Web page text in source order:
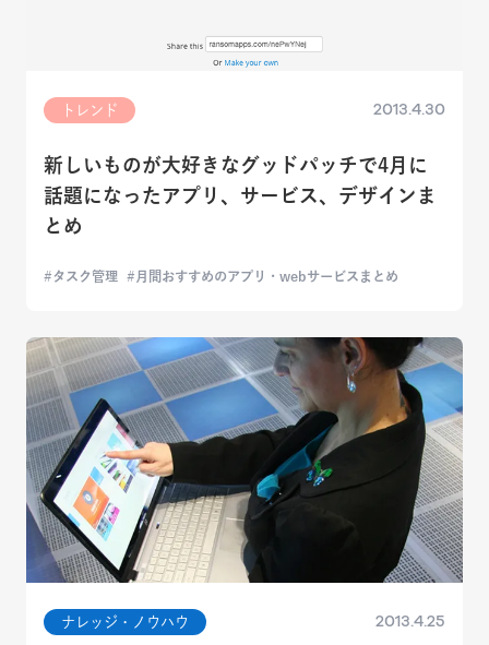
トレンド 2013.4.30
新しいものが大好きなグッドパッチで4月に
話題になったアプリ、サービス、デザインま
とめ
タスク管理 月間おすすめのアプリ・webサービスまとめ
ナレッジ・ノウハウ 2013.4.25